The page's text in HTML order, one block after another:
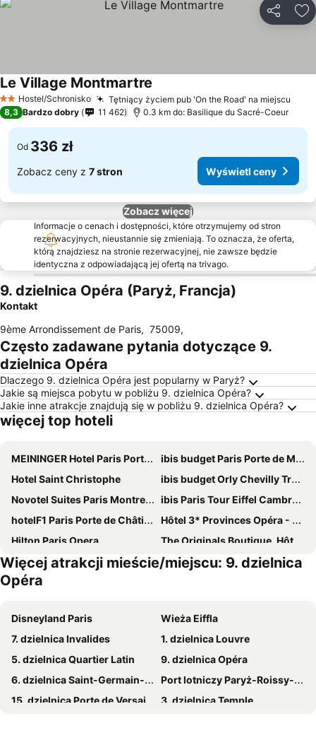
2 Kategoria
Hostel/Schronisko Tętniący życiem pub 'On the Road' na miejscu
Le Village Montmartre
8,3 Bardzo dobry 11 462 0.3 km do: Basilique du Sacré-Coeur
Od 336 zł
Zobacz ceny z 7 stron Wyświetl ceny
Zobacz więcej
Informacje o cenach i dostępności, które otrzymujemy od stron
rezerwacyjnych, nieustannie się zmieniają. To oznacza, że oferta,
którą znajdziesz na stronie rezerwacyjnej, nie zawsze będzie
identyczna z odpowiadającą jej ofertą na trivago.
9. dzielnica Opéra (Paryż, Francja)
Kontakt
9ème Arrondissement de Paris, 75009,
Często zadawane pytania dotyczące 9.
dzielnica Opéra
Dlaczego 9. dzielnica Opéra jest popularny w Paryż?
Jakie są miejsca pobytu w pobliżu 9. dzielnica Opéra?
Jakie inne atrakcje znajdują się w pobliżu 9. dzielnica Opéra?
więcej top hoteli
MEININGER Hotel Paris Porte De Vincennes
ibis budget Paris Porte de Montmartre
Hotel Saint Christophe
ibis budget Orly Chevilly Tram 7
Novotel Suites Paris Montreuil Vincennes
ibis Paris Tour Eiffel Cambronne 15ème
hotelF1 Paris Porte de Châtillon
Hôtel 3* Provinces Opéra - Vacances Bleues
Hilton Paris Opera
The Originals Boutique, Hôtel Maison Montmartre Paris Les Puces
ibis Budget Paris La Villette 19ème
ibis budget Paris Porte d'Italie Ouest
Mercure Paris 19 Philharmonie La Villette
ibis Styles Paris Meteor Avenue d'Italie
Campanile Prime Paris 19 - La Villette
Grand Hotel de Paris
Novotel Paris 14 Porte d'Orléans
Le Lampika Hotel
ibis budget Paris Porte d'Orleans
Hôtel Lodge In Paris 13
CAMPANILE PARIS 12 - Bercy Village
ibis Paris Porte de Montreuil
B&B HOTEL Argenteuil
Więcej atrakcji mieście/miejscu: 9. dzielnica
Opéra
Disneyland Paris
Wieża Eiffla
7. dzielnica Invalides
1. dzielnica Louvre
5. dzielnica Quartier Latin
9. dzielnica Opéra
6. dzielnica Saint-Germain-des-Prés
Port lotniczy Paryż-Roissy-Charles de Gaulle
15. dzielnica Porte de Versailles
3. dzielnica Temple